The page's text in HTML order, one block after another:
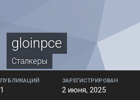
gloinpce
Сталкеры
ПУБЛИКАЦИЙ
1
ЗАРЕГИСТРИРОВАН
2 июня, 2025